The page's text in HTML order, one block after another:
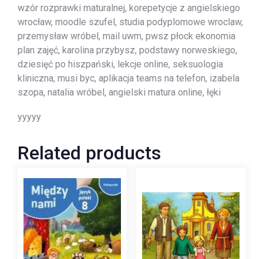
wzór rozprawki maturalnej, korepetycje z angielskiego
wrocław, moodle szufel, studia podyplomowe wroclaw,
przemysław wróbel, mail uwm, pwsz płock ekonomia
plan zajęć, karolina przybysz, podstawy norweskiego,
dziesięć po hiszpański, lekcje online, seksuologia
kliniczna, musi byc, aplikacja teams na telefon, izabela
szopa, natalia wróbel, angielski matura online, łęki
yyyyy
Related products